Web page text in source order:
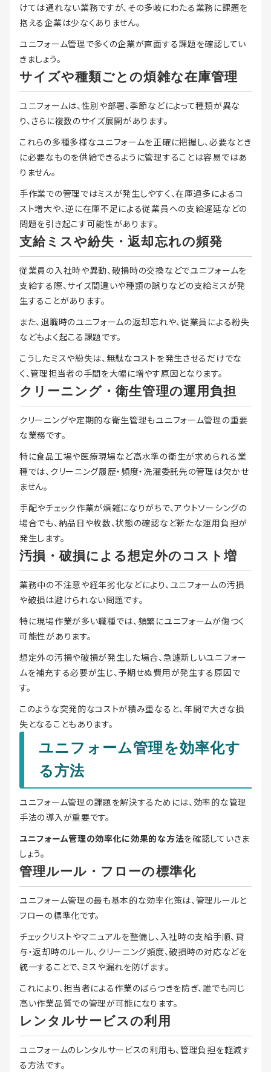
けては通れない業務ですが、その多岐にわたる業務に課題を
抱える企業は少なくありません。
ユニフォーム管理で多くの企業が直面する課題を確認してい
きましょう。
サイズや種類ごとの煩雑な在庫管理
ユニフォームは、性別や部署、季節などによって種類が異な
り、さらに複数のサイズ展開があります。
これらの多種多様なユニフォームを正確に把握し、必要なとき
に必要なものを供給できるように管理することは容易ではあ
りません。
手作業での管理ではミスが発生しやすく、在庫過多によるコ
スト増大や、逆に在庫不足による従業員への支給遅延などの
問題を引き起こす可能性があります。
支給ミスや紛失・返却忘れの頻発
従業員の入社時や異動、破損時の交換などでユニフォームを
支給する際、サイズ間違いや種類の誤りなどの支給ミスが発
生することがあります。
また、退職時のユニフォームの返却忘れや、従業員による紛失
などもよく起こる課題です。
こうしたミスや紛失は、無駄なコストを発生させるだけでな
く、管理担当者の手間を大幅に増やす原因となります。
クリーニング・衛生管理の運用負担
クリーニングや定期的な衛生管理もユニフォーム管理の重要
な業務です。
特に食品工場や医療現場など高水準の衛生が求められる業
種では、クリーニング履歴・頻度・洗濯委託先の管理は欠かせ
ません。
手配やチェック作業が煩雑になりがちで、アウトソーシングの
場合でも、納品日や枚数、状態の確認など新たな運用負担が
発生します。
汚損・破損による想定外のコスト増
業務中の不注意や経年劣化などにより、ユニフォームの汚損
や破損は避けられない問題です。
特に現場作業が多い職種では、頻繁にユニフォームが傷つく
可能性があります。
想定外の汚損や破損が発生した場合、急遽新しいユニフォー
ムを補充する必要が生じ、予期せぬ費用が発生する原因で
す。
このような突発的なコストが積み重なると、年間で大きな損
失となることもあります。
ユニフォーム管理を効率化す
る方法
ユニフォーム管理の課題を解決するためには、効率的な管理
手法の導入が重要です。
ユニフォーム管理の効率化に効果的な方法を確認していきま
しょう。
管理ルール・フローの標準化
ユニフォーム管理の最も基本的な効率化策は、管理ルールと
フローの標準化です。
チェックリストやマニュアルを整備し、入社時の支給手順、貸
与・返却時のルール、クリーニング頻度、破損時の対応などを
統一することで、ミスや漏れを防げます。
これにより、担当者による作業のばらつきを防ぎ、誰でも同じ
高い作業品質での管理が可能になります。
レンタルサービスの利用
ユニフォームのレンタルサービスの利用も、管理負担を軽減す
る方法です。